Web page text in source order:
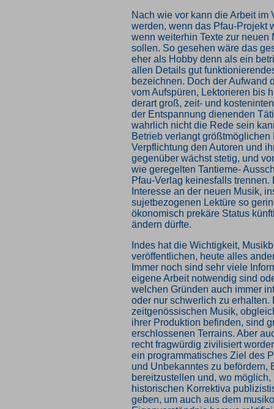
Nach wie vor kann die Arbeit im
werden, wenn das Pfau-Projekt
wenn weiterhin Texte zur neuen
sollen. So gesehen wäre das
eher als Hobby denn als ein
allen Details gut
bezeichnen. Doch der Aufwand
vom Aufspüren, Lektorieren bis
derart groß, zeit- und
der Entspannung dienenden
wahrlich nicht die Rede sein
Betrieb verlangt größtmöglichen
Verpflichtung den Autoren und
gegenüber wächst stetig, und
wie geregelten Tantieme-
Pfau-Verlag keinesfalls trennen.
Interesse an der neuen Musik,
sujetbezogenen Lektüre so
ökonomisch prekäre Status
ändern dürfte.
Indes hat die Wichtigkeit,
veröffentlichen, heute alles
Immer noch sind sehr viele
eigene Arbeit notwendig sind
welchen Gründen auch immer
oder nur schwerlich zu erhalten.
zeitgenössischen Musik,
ihrer Produktion befinden, sind
erschlossenen Terrains. Aber
recht fragwürdig zivilisiert
ein programmatisches Ziel des
und Unbekanntes zu befördern,
bereitzustellen und, wo
historischen Korrektiva
geben, um auch aus dem